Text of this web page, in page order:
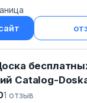
Catalog-
1 отзыв